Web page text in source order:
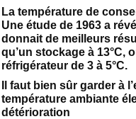
La température de
Une étude de 1963 a
donnait de meilleurs
qu’un stockage à 13°C,
réfrigérateur de 3 à 5°C.
Il faut bien sûr garder à
température ambiante
détérioration